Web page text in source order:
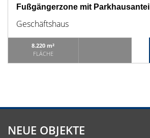
Fußgängerzone mit Parkhausanteil
Geschäftshaus
8.220 m²
FLÄCHE
NEUE OBJEKTE